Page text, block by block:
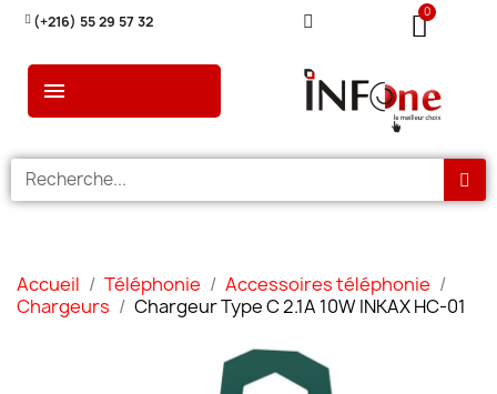
(+216) 55 29 57 32
Accueil Téléphonie
Accessoires téléphonie
Chargeurs
Chargeur Type C 2.1A 10W INKAX HC-01